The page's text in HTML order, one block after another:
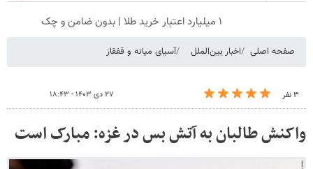
۱ میلیارد اعتبار خرید طلا | بدون ضامن و چک
صفحه اصلی اخبار بین‌الملل آسیای میانه و قفقاز
۳ نفر ۲۷ دی ۱۴۰۳ - ۱۸:۴۳
واکنش طالبان به آتش بس در غزه: مبارک است